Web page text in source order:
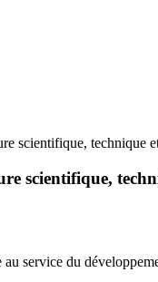
scientifique, technique
scientifique,
au service du